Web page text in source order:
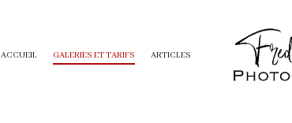
ACCUEIL GALERIES ET TARIFS ARTICLES